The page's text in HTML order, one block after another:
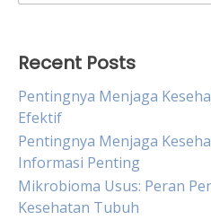
for:
Recent Posts
Pentingnya Menjaga
Efektif
Pentingnya Menjaga
Informasi Penting
Mikrobioma Usus: Peran
Kesehatan Tubuh